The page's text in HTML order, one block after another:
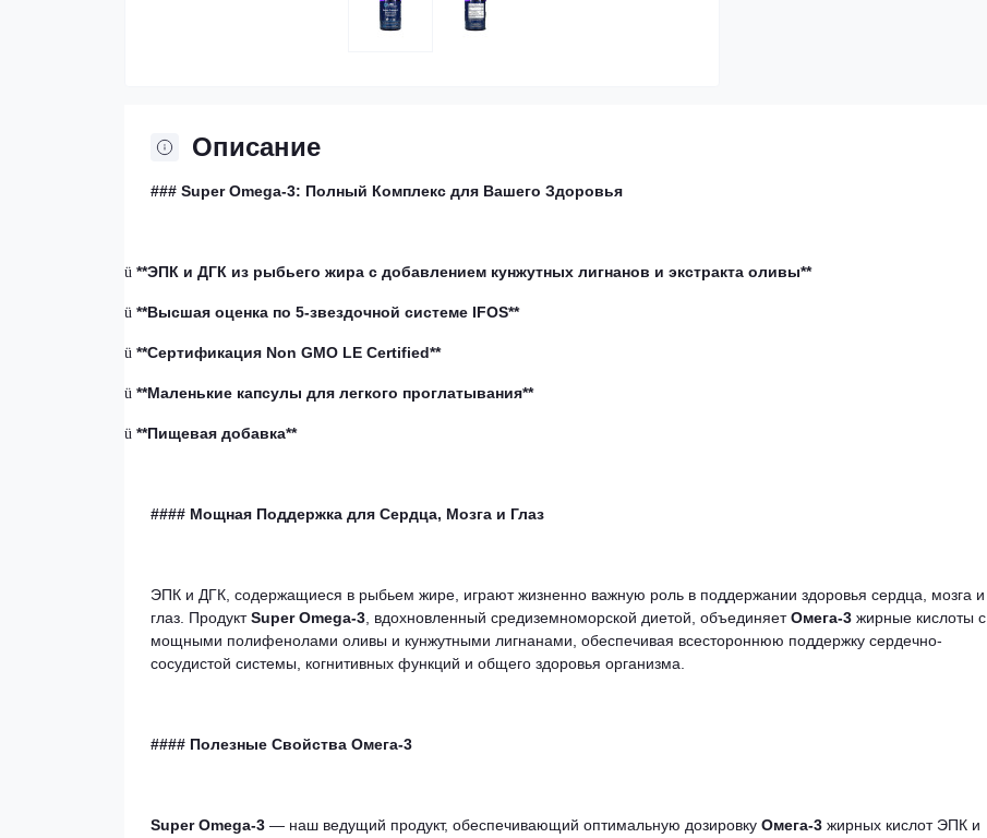
Описание
### Super Omega-3: Полный Комплекс для Вашего Здоровья
ü **ЭПК и ДГК из рыбьего жира с добавлением кунжутных лигнанов и экстракта оливы**
ü **Высшая оценка по 5-звездочной системе IFOS**
ü **Сертификация Non GMO LE Certified**
ü **Маленькие капсулы для легкого проглатывания**
ü **Пищевая добавка**
#### Мощная Поддержка для Сердца, Мозга и Глаз
ЭПК и ДГК, содержащиеся в рыбьем жире, играют жизненно важную роль в поддержании здоровья сердца, мозга и
глаз. ПродуктSuper Omega-3 , вдохновленный средиземноморской диетой, объединяетОмега-3 жирные кислоты с
мощными полифенолами оливы и кунжутными лигнанами, обеспечивая всестороннюю поддержку сердечно-
сосудистой системы, когнитивных функций и общего здоровья организма.
#### Полезные Свойства Омега-3
Super Omega-3 — наш ведущий продукт, обеспечивающий оптимальную дозировку Омега-3 жирных кислот ЭПК и